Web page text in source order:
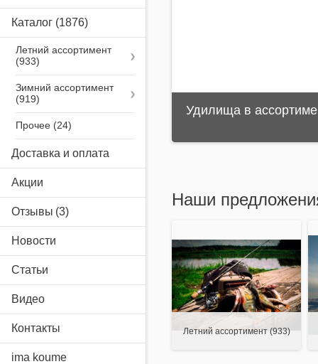
Каталог (1876)
Летний ассортимент
Зимний ассортимент
Прочее
Доставка и оплата
Акции
Отзывы
Новости
Статьи
Видео
Контакты
ima koume
Удилища в
Наши
Летний ассортимент (933)